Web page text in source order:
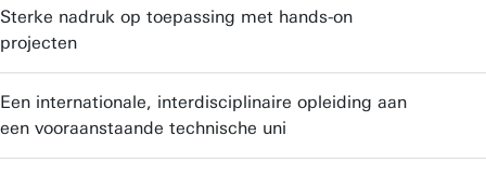
Sterke nadruk op toepassing met hands-on
projecten
Een internationale, interdisciplinaire opleiding aan
een vooraanstaande technische uni